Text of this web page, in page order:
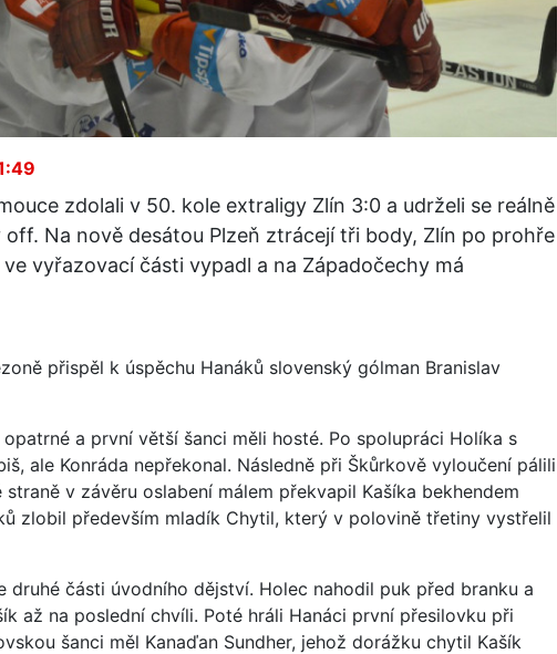
zdolali v 50. kole extraligy Zlín 3:0 a udrželi se reálně
Na nově desátou Plzeň ztrácejí tři body, Zlín po prohře
vyřazovací části vypadl a na Západočechy má
přispěl k úspěchu Hanáků slovenský gólman Branislav
a první větší šanci měli hosté. Po spolupráci Holíka s
ale Konráda nepřekonal. Následně při Škůrkově vyloučení pálili
v závěru oslabení málem překvapil Kašíka bekhendem
zlobil především mladík Chytil, který v polovině třetiny vystřelil
druhé části úvodního dějství. Holec nahodil puk před branku a
až na poslední chvíli. Poté hráli Hanáci první přesilovku při
šanci měl Kanaďan Sundher, jehož dorážku chytil Kašík